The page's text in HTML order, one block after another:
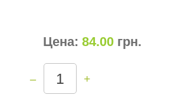
Цена: 84.00 грн.
– +